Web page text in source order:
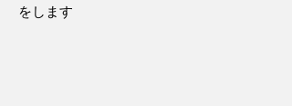
をします